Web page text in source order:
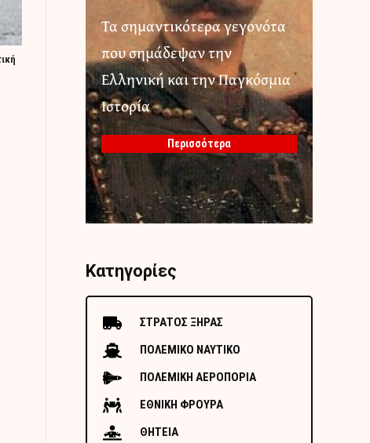
Τα σημαντικότερα γεγονότα
που σημάδεψαν την
Ελληνική και την Παγκόσμια
Ιστορία
Περισσότερα
Κατηγορίες
ΣΤΡΑΤΟΣ ΞΗΡΑΣ
ΠΟΛΕΜΙΚΟ ΝΑΥΤΙΚΟ
ΠΟΛΕΜΙΚΗ ΑΕΡΟΠΟΡΙΑ
ΕΘΝΙΚΗ ΦΡΟΥΡΑ
ΘΗΤΕΙΑ